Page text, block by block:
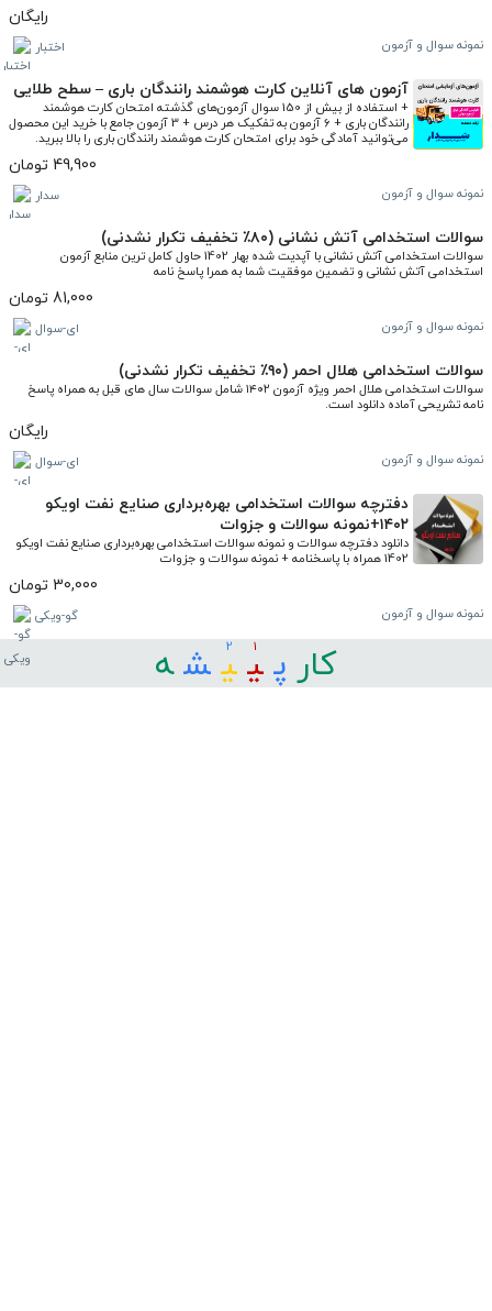
رایگان
نمونه سوال و آزمون اختبار
آزمون های آنلاین کارت هوشمند رانندگان باری – سطح طلایی
می‌توانید آمادگی خود برای امتحان کارت هوشمند رانندگان باری را بالا ببرید.
49,900 تومان
نمونه سوال و آزمون سدار
سوالات استخدامی آتش نشانی (۸۰٪ تخفیف تکرار نشدنی)
استخدامی آتش نشانی و تضمین موفقیت شما به همرا پاسخ نامه
81,000 تومان
نمونه سوال و آزمون ای-سوال
سوالات استخدامی هلال احمر (۹۰٪ تخفیف تکرار نشدنی)
نامه تشریحی آماده دانلود است.
رایگان
نمونه سوال و آزمون ای-سوال
دفترچه سوالات استخدامی بهره‌برداری صنایع نفت اویکو
۱۴۰۲+نمونه سوالات و جزوات
1402 همراه با پاسخنامه + نمونه سوالات و جزوات
30,000 تومان
نمونه سوال و آزمون گو-ویکی
کار ﭘ 1
ﯿ 2
ﯿ ﺸ ﻪ